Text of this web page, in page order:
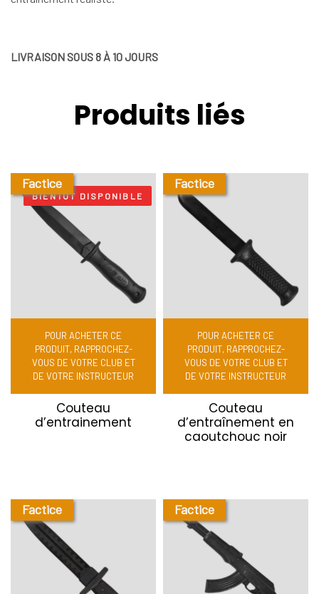
LIVRAISON SOUS 8 À 10 JOURS
Produits liés
Factice
BIENTÔT DISPONIBLE
POUR ACHETER CE
PRODUIT, RAPPROCHEZ-
VOUS DE VOTRE CLUB ET
DE VOTRE INSTRUCTEUR
Couteau
d’entrainement
Factice
POUR ACHETER CE
PRODUIT, RAPPROCHEZ-
VOUS DE VOTRE CLUB ET
DE VOTRE INSTRUCTEUR
Couteau
d’entraînement en
caoutchouc noir
Factice Factice